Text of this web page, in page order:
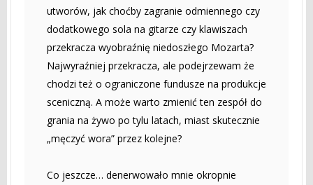
utworów, jak choćby zagranie odmiennego czy
dodatkowego sola na gitarze czy klawiszach
przekracza wyobraźnię niedoszłego Mozarta?
Najwyraźniej przekracza, ale podejrzewam że
chodzi też o ograniczone fundusze na produkcje
sceniczną. A może warto zmienić ten zespół do
grania na żywo po tylu latach, miast skutecznie
„męczyć wora” przez kolejne?
Co jeszcze… denerwowało mnie okropnie